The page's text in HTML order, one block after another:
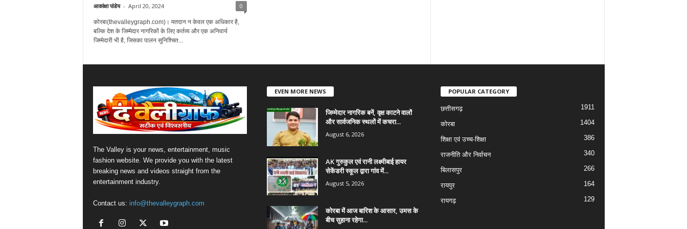
आकांक्षा पांडेय - April 20, 2024 0
कोरबा(thevalleygraph.com)। मतदान न केवल एक अधिकार है,
बल्कि देश के जिम्मेदार नागरिकों के लिए कर्तव्य और एक अनिवार्य
जिम्मेदारी भी है, जिसका पालन सुनिश्चित...
The Valley is your news, entertainment, music
fashion website. We provide you with the latest
breaking news and videos straight from the
entertainment industry.
Contact us: info@thevalleygraph.com
EVEN MORE NEWS
जिम्मेदार नागरिक बनें, वृक्ष काटने वालों
और सार्वजनिक स्थलों में कचरा...
August 6, 2026
AK गुरुकुल एवं रानी लक्ष्मीबाई हायर
सेकेंडरी स्कूल द्वारा गांव में...
August 5, 2026
कोरबा में आज बारिश के आसार, उमस के
बीच सुहाना रहेगा...
POPULAR CATEGORY
छत्तीसगढ़ 1911
कोरबा 1404
शिक्षा एवं उच्च-शिक्षा 386
राजनीति और निर्वाचन 340
बिलासपुर 266
रायपुर 164
रायगढ़ 129